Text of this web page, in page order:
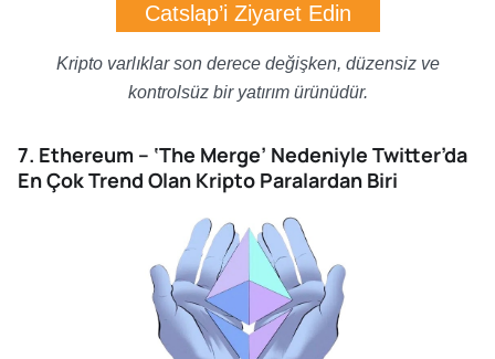
Catslap’i Ziyaret Edin
Kripto varlıklar son derece değişken, düzensiz ve
kontrolsüz bir yatırım ürünüdür.
7. Ethereum – ‘The Merge’ Nedeniyle Twitter’da
En Çok Trend Olan Kripto Paralardan Biri